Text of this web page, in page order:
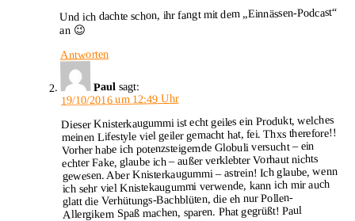
Und ich dachte schon, ihr fangt mit dem „Einnässen-Podcast“
an 😉
Antworten
Paul sagt:
19/10/2016 um 12:49 Uhr
Dieser Knisterkaugummi ist echt geiles ein Produkt, welches
meinen Lifestyle viel geiler gemacht hat, fei. Thxs therefore!!
Vorher habe ich potenzsteigernde Globuli versucht – ein
echter Fake, glaube ich – außer verklebter Vorhaut nichts
gewesen. Aber Knisterkaugummi – astrein! Ich glaube, wenn
ich sehr viel Knistekaugummi verwende, kann ich mir auch
glatt die Verhütungs-Bachblüten, die eh nur Pollen-
Allergikern Spaß machen, sparen. Phat gegrüßt! Paul